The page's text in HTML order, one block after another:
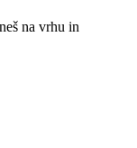
na vrhu in